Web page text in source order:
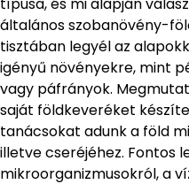
általános szobanövény-
tisztában legyél az
igényű növényekre, mint
vagy páfrányok.
saját földkeveréket
tanácsokat adunk a föld
illetve cseréjéhez. Fontos
mikroorganizmusokról, a